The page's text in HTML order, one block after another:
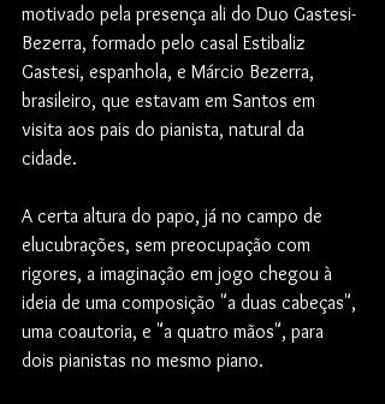
motivado pela presença ali do Duo Gastesi-
Bezerra, formado pelo casal Estibaliz
Gastesi, espanhola, e Márcio Bezerra,
brasileiro, que estavam em Santos em
visita aos pais do pianista, natural da
cidade.
A certa altura do papo, já no campo de
elucubrações, sem preocupação com
rigores, a imaginação em jogo chegou à
ideia de uma composição "a duas cabeças",
uma coautoria, e "a quatro mãos", para
dois pianistas no mesmo piano.